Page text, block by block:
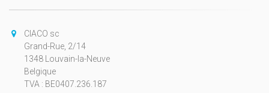
CIACO sc
Grand-Rue, 2/14
1348 Louvain-la-Neuve
Belgique
TVA : BE0407.236.187